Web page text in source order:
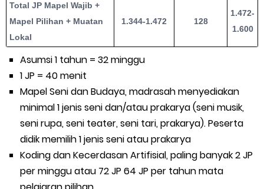
Total JP Mapel Wajib +
Mapel Pilihan + Muatan
Lokal
1.344-1.472 128
1.472-
1.600
Asumsi 1 tahun = 32 minggu
1 JP = 40 menit
Mapel Seni dan Budaya, madrasah menyediakan
minimal 1 jenis seni dan/atau prakarya (seni musik,
seni rupa, seni teater, seni tari, prakarya). Peserta
didik memilih 1 jenis seni atau prakarya
Koding dan Kecerdasan Artifisial, paling banyak 2 JP
per minggu atau 72 JP 64 JP per tahun mata